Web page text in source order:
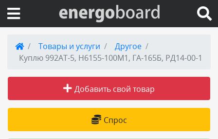
Вход на сайт
Публикации
Товары и услуги
Другое
Куплю 992АТ-5, Н6155-100М1, ГА-165Б, РД14-00-1
Добавить свой товар
Спрос